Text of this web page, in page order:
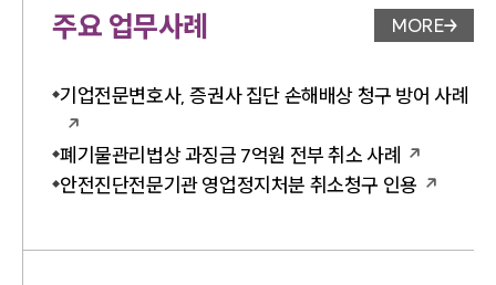
주요 업무사례 업무사례
MORE
기업전문변호사, 증권사 집단 손해배상 청구 방어 사례
폐기물관리법상 과징금 7억원 전부 취소 사례
안전진단전문기관 영업정지처분 취소청구 인용